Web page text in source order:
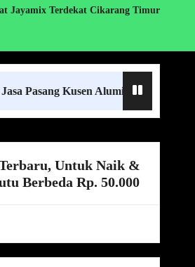
Jayamix Terdekat Cikarang Timur
Kusen Aluminium Lampung
Untuk Naik &
Berbeda Rp. 50.000